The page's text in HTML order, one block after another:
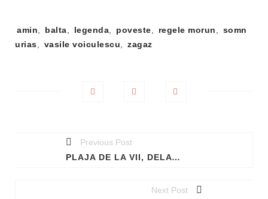
Tag-
uri:
amin balta legenda poveste regele morun
somn
urias
vasile voiculescu zagaz
Previous Post
PLAJA DE LA VII, DELAVRANCEA ŞI TRENUL DE PLĂCERE
Next Post